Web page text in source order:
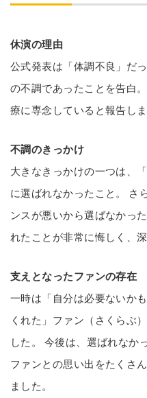
休演の理由
公式発表は「体調不良」だ
の不調であったことを告白
療に専念していると報告しま
不調のきっかけ
大きなきっかけの一つは、
に選ばれなかったこと。 さ
ンスが悪いから選ばなかっ
れたことが非常に悔しく、
支えとなったファンの存在
一時は「自分は必要ないか
くれた」ファン（さくらぶ
した。 今後は、選ばれなか
ファンとの思い出をたくさ
ました。